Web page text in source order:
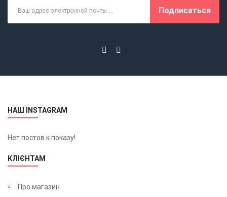
Подписаться
НАШ INSTAGRAM
Нет постов к показу!
КЛІЄНТАМ
Про магазин